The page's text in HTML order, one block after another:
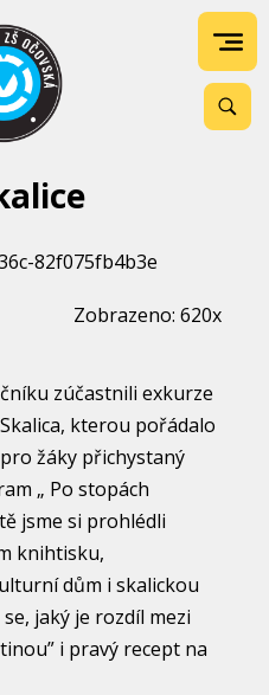
Zobrazeno: 620x
zúčastnili exkurze
kterou pořádalo
žáky přichystaný
„ Po stopách
jsme si prohlédli
knihtisku,
dům i skalickou
jaký je rozdíl mezi
i pravý recept na